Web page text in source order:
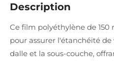
Description
Ce film polyéthylène de
pour assurer l'étanchéité de
dalle et la sous-couche,